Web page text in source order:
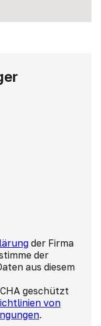
der Firma
der
aus diesem
geschützt
von
.